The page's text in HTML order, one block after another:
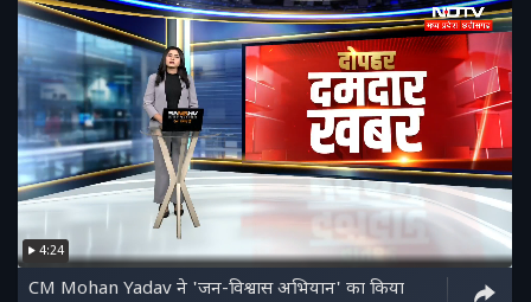
4:24
CM Mohan Yadav ने 'जन-विश्वास अभियान' का किया